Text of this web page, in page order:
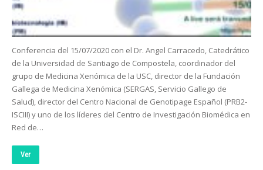
Conferencia del 15/07/2020 con el Dr. Angel Carracedo, Catedrático
de la Universidad de Santiago de Compostela, coordinador del
grupo de Medicina Xenómica de la USC, director de la Fundación
Gallega de Medicina Xenómica (SERGAS, Servicio Gallego de
Salud), director del Centro Nacional de Genotipage Español (PRB2-
ISCIII) y uno de los líderes del Centro de Investigación Biomédica en
Red de…
Ver